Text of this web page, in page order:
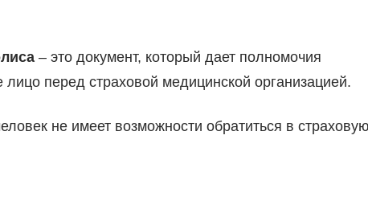
– это документ, который дает полномочия
перед страховой медицинской организацией.
не имеет возможности обратиться в